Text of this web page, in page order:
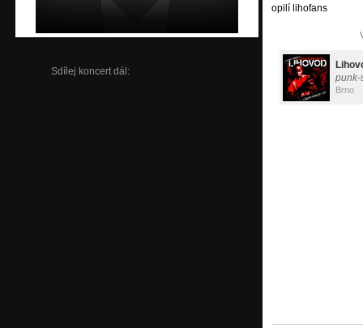
Sdílej koncert dál:
opilí lihofans
punk-
Brno